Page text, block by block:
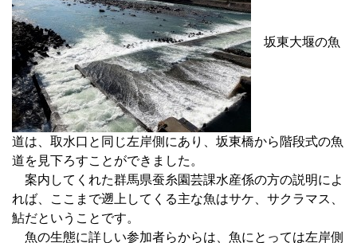
坂東大堰の魚
道は、取水口と同じ左岸側にあり、坂東橋から階段式の魚
道を見下ろすことができました。
案内してくれた群馬県蚕糸園芸課水産係の方の説明によ
れば、ここまで遡上してくる主な魚はサケ、サクラマス、
鮎だということです。
魚の生態に詳しい参加者らからは、魚にとっては左岸側